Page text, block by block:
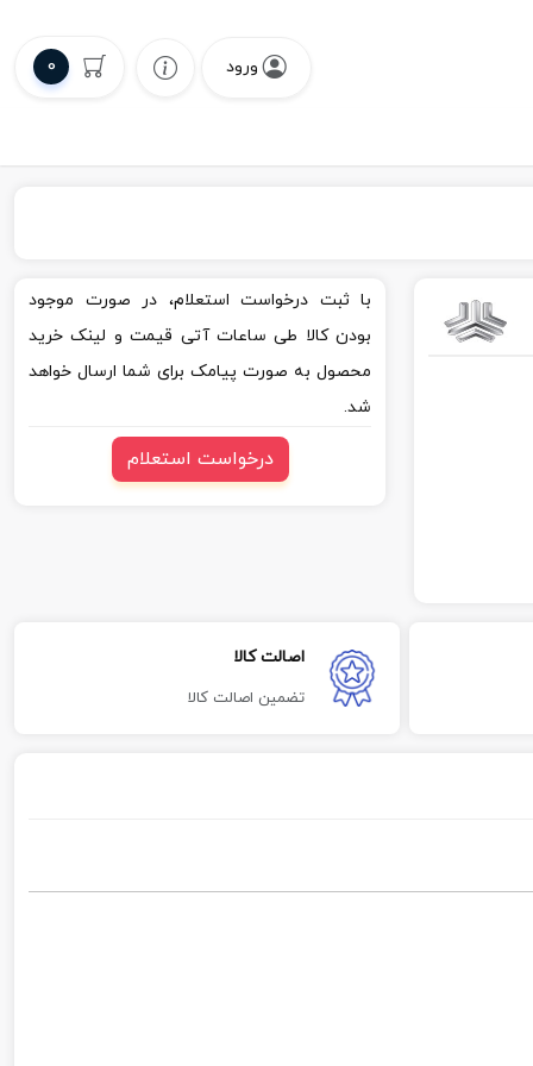
ورود 0
با ثبت درخواست استعلام، در صورت موجود
بودن کالا طی ساعات آتی قیمت و لینک خرید
محصول به صورت پیامک برای شما ارسال خواهد
شد.
درخواست استعلام
اصالت کالا
تضمین اصالت کالا